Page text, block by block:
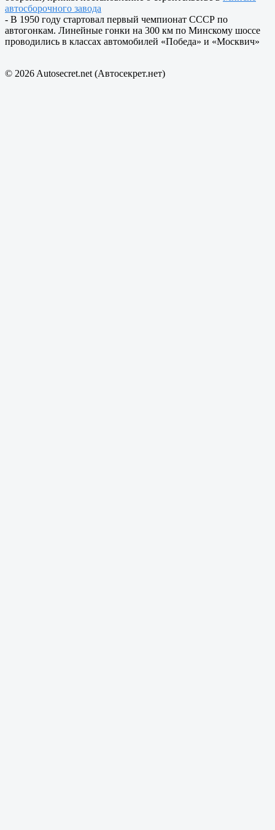
автосборочного завода
- В 1950 году стартовал первый чемпионат СССР по
автогонкам. Линейные гонки на 300 км по Минскому шоссе
проводились в классах автомобилей «Победа» и «Москвич»
© 2026 Autosecret.net (Автосекрет.нет)